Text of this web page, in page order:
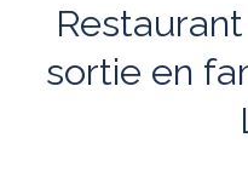
sortie en